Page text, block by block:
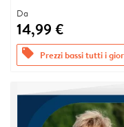
Da
14,99 €
offers Prezzi bassi tutti i